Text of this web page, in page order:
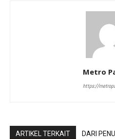
Metro
https://
ARTIKEL TERKAIT DARI